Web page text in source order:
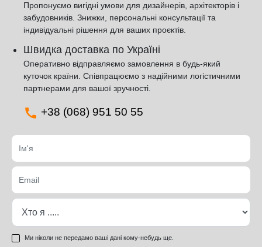
Пропонуємо вигідні умови для дизайнерів, архітекторів і
забудовників. Знижки, персональні консультації та
індивідуальні рішення для ваших проєктів.
Швидка доставка по Україні
Оперативно відправляємо замовлення в будь-який
куточок країни. Співпрацюємо з надійними логістичними
партнерами для вашої зручності.
+38 (068) 951 50 55
Ми ніколи не передамо ваші дані кому-небудь ще.